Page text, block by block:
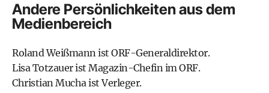
Andere Persönlichkeiten aus dem
Medienbereich
Roland Weißmannist ORF-Generaldirektor.
Lisa Totzauerist Magazin-Chefin im ORF.
Christian Muchaist Verleger.